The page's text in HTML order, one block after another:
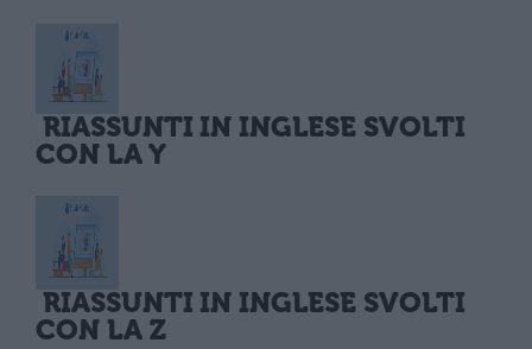
RIASSUNTI IN INGLESE SVOLTI
CON LA Y
RIASSUNTI IN INGLESE SVOLTI
CON LA Z